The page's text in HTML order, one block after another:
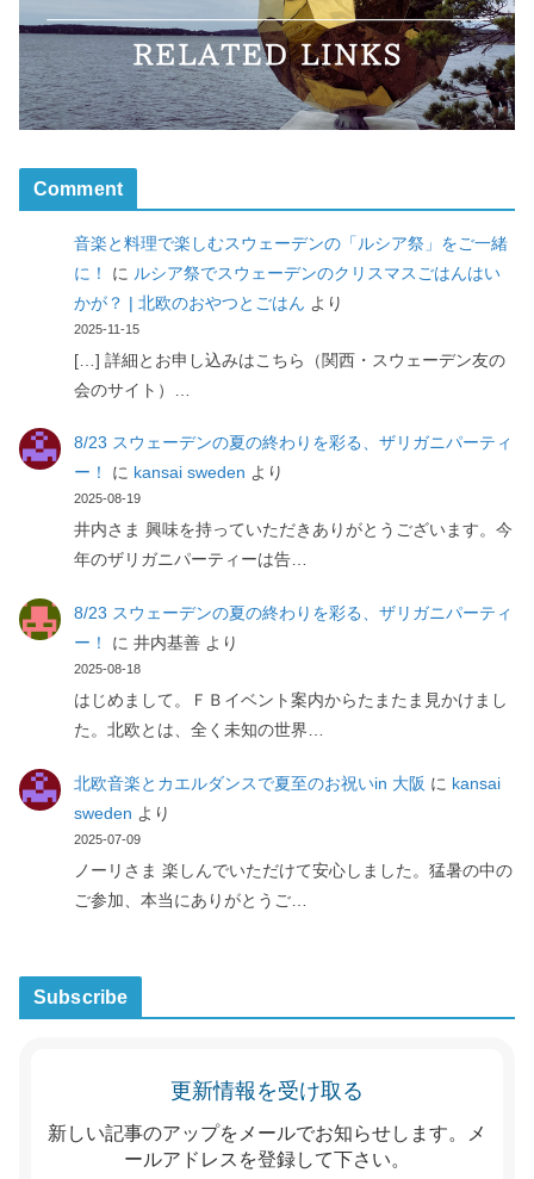
Comment
音楽と料理で楽しむスウェーデンの「ルシア祭」をご一緒
に！
に ルシア祭でスウェーデンのクリスマスごはんはい
かが？ | 北欧のおやつとごはん より
2025-11-15
[…] 詳細とお申し込みはこちら（関西・スウェーデン友の
会のサイト）…
8/23 スウェーデンの夏の終わりを彩る、ザリガニパーティ
ー！
に kansai sweden より
2025-08-19
井内さま 興味を持っていただきありがとうございます。今
年のザリガニパーティーは告…
8/23 スウェーデンの夏の終わりを彩る、ザリガニパーティ
ー！
に 井内基善より
2025-08-18
はじめまして。ＦＢイベント案内からたまたま見かけまし
た。北欧とは、全く未知の世界…
北欧音楽とカエルダンスで夏至のお祝いin 大阪 に kansai
sweden より
2025-07-09
ノーリさま 楽しんでいただけて安心しました。猛暑の中の
ご参加、本当にありがとうご…
Subscribe
更新情報を受け取る
新しい記事のアップをメールでお知らせします。メ
ールアドレスを登録して下さい。